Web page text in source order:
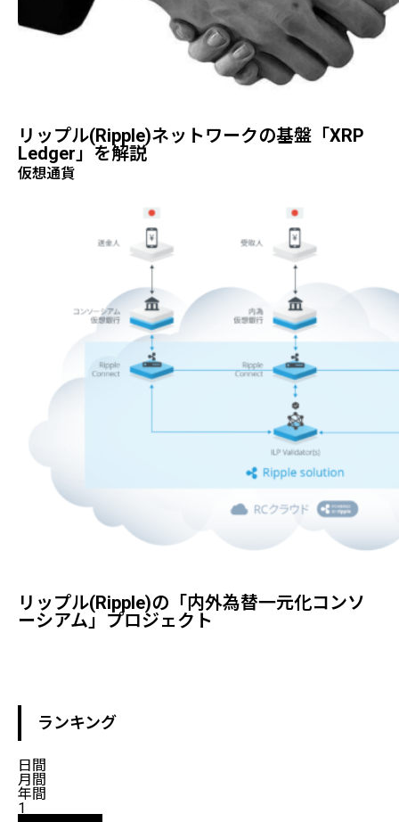
リップル(ripple)ネットワークの基盤「XRP
Ledger」を解説
仮想通貨
リップル(ripple)の「内外為替一元化コンソ
ーシアム」プロジェクト
ランキング
日間
月間
年間
1